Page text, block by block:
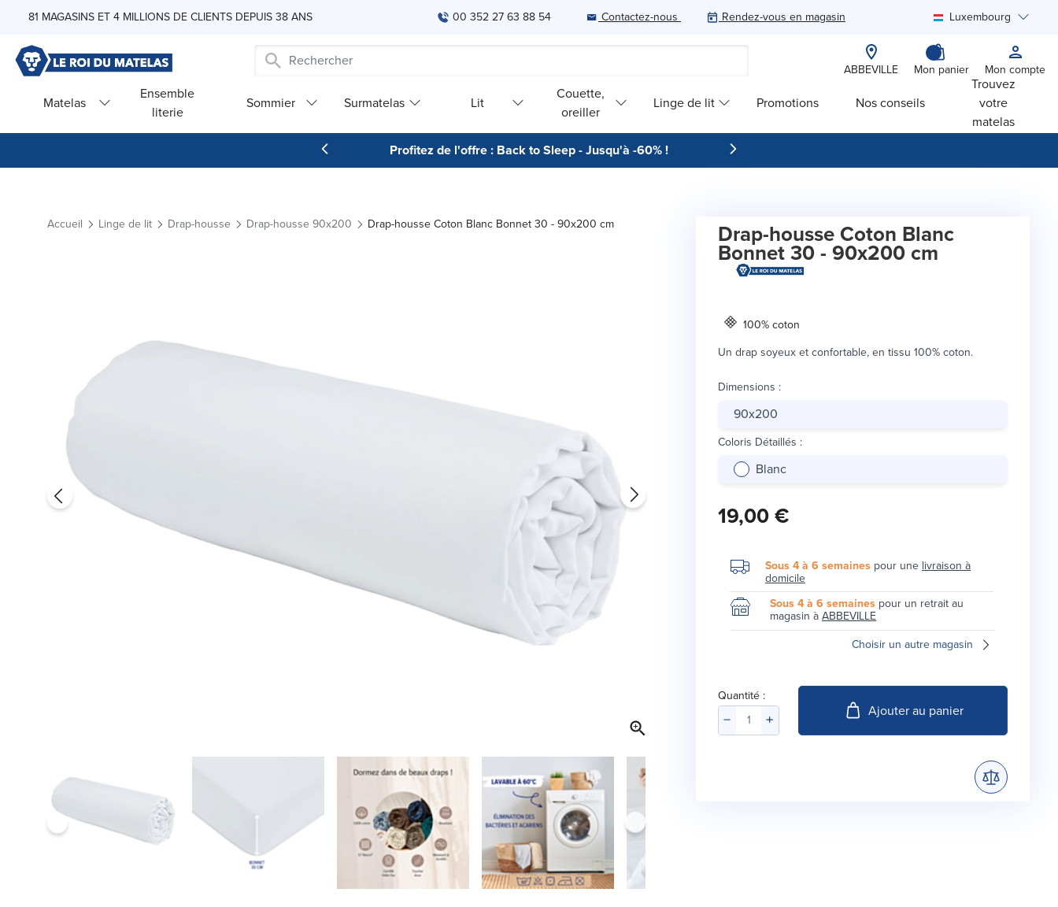
Skip to Content
81 MAGASINS ET 4 MILLIONS DE CLIENTS DEPUIS 38 ANS 00 352 27 63 88 54 Contactez-nous Rendez-vous en magasin Luxembourg
ABBEVILLE Mon panier Mon compte
Matelas
Ensemble
literie
Sommier Surmatelas Lit
Couette,
oreiller
Linge de lit Promotions Nos conseils
Trouvez
votre
matelas
Profitez de l'offre : Back to Sleep - Jusqu'à -60% !
Accueil Linge de lit Drap-housse Drap-housse 90x200 Drap-housse Coton Blanc Bonnet 30 - 90x200 cm Drap-housse Coton Blanc
Bonnet 30 - 90x200 cm
100% coton
Un drap soyeux et confortable, en tissu 100% coton.
Dimensions :
90x200
Coloris Détaillés :
Blanc
19,00 €
Sous 4 à 6 semaines pour unelivraison à
domicile
Sous 4 à 6 semaines pour un retrait au
magasin àABBEVILLE
Choisir un autre magasin
Quantité :
Ajouter au panier